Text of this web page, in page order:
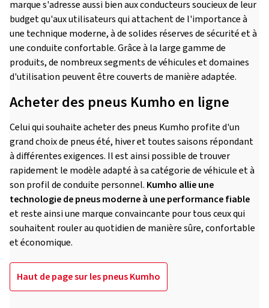
marque s'adresse aussi bien aux conducteurs soucieux de leur
budget qu'aux utilisateurs qui attachent de l'importance à
une technique moderne, à de solides réserves de sécurité et à
une conduite confortable. Grâce à la large gamme de
produits, de nombreux segments de véhicules et domaines
d'utilisation peuvent être couverts de manière adaptée.
Acheter des pneus Kumho en ligne
Celui qui souhaite acheter des pneus Kumho profite d'un
grand choix de pneus été, hiver et toutes saisons répondant
à différentes exigences. Il est ainsi possible de trouver
rapidement le modèle adapté à sa catégorie de véhicule et à
son profil de conduite personnel. Kumho allie une
technologie de pneus moderne à une performance fiable
et reste ainsi une marque convaincante pour tous ceux qui
souhaitent rouler au quotidien de manière sûre, confortable
et économique.
Haut de page sur les pneus Kumho